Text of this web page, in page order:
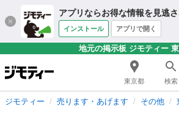
アプリならお得な情報を見逃さ
インストール アプリで開く
地元の掲示板 ジモティー
東京都 検索
ジモティー 売ります・あげます その他